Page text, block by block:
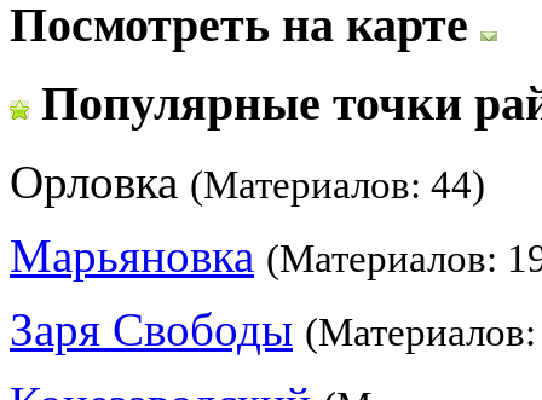
Посмотреть на карте
Популярные точки
Орловка (Материалов: 44)
Марьяновка (Материалов:
Заря Свободы